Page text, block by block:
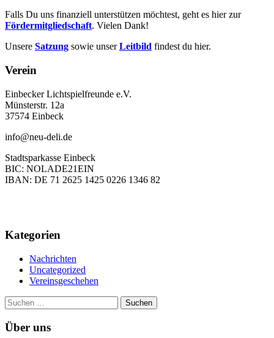
Falls Du uns finanziell unterstützen möchtest, geht es hier zur
Fördermitgliedschaft. Vielen Dank!
Unsere Satzung sowie unserLeitbild findest du hier.
Verein
Einbecker Lichtspielfreunde e.V.
Münsterstr. 12a
37574 Einbeck
info@neu-deli.de
Stadtsparkasse Einbeck
BIC: NOLADE21EIN
IBAN: DE 71 2625 1425 0226 1346 82
Kategorien
Nachrichten
Uncategorized
Vereinsgeschehen
Suchen
nach:
Über uns